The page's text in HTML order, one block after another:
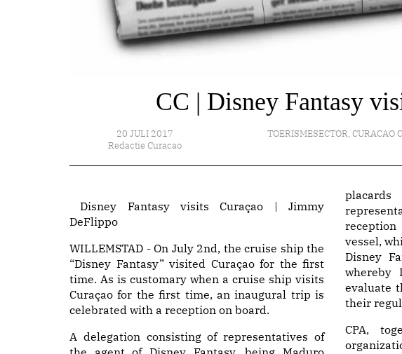
CC | Disney Fantasy
20 JULI 2017
Redactie Curacao
TOERISMESECTOR,CURACAO
Disney Fantasy visits Curaçao | Jimmy
DeFlippo
WILLEMSTAD - On July 2nd, the cruise ship the
“Disney Fantasy” visited Curaçao for the first
time. As is customary when a cruise ship visits
Curaçao for the first time, an inaugural trip is
celebrated with a reception on board.
A delegation consisting of representatives of
vessel,
Disney
whereby
evaluate
their
CPA,